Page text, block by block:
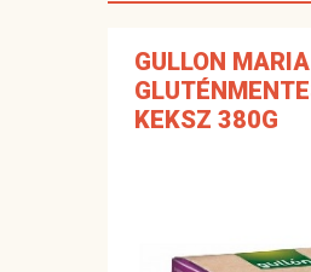
GULLON MARIA
KEKSZ 380G